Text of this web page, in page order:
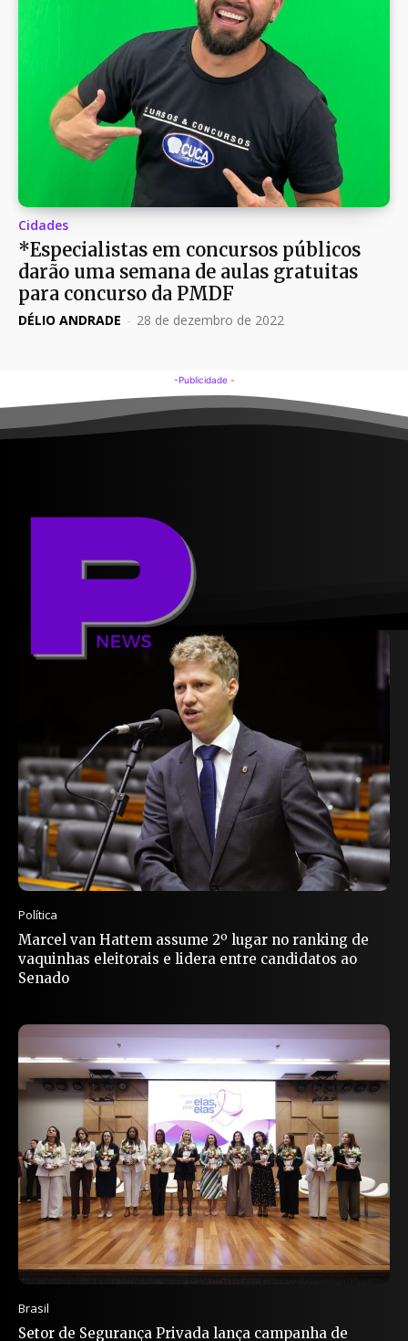
Cidades
*Especialistas em concursos públicos
darão uma semana de aulas gratuitas
para concurso da PMDF
DÉLIO ANDRADE - 28 de dezembro de 2022
-Publicidade -
Política
Marcel van Hattem assume 2º lugar no ranking de
vaquinhas eleitorais e lidera entre candidatos ao
Senado
Brasil
Setor de Segurança Privada lança campanha de